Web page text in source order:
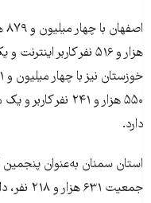
دارد.
استان سمنان به‌عنوان پنجمين